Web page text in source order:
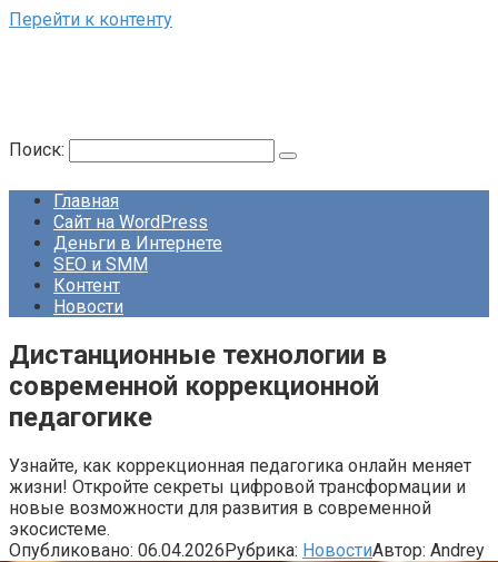
Перейти к контенту
Поиск:
Главная
Сайт на WordPress
Деньги в Интернете
SEO и SMM
Контент
Новости
Дистанционные технологии в
современной коррекционной
педагогике
Узнайте, как коррекционная педагогика онлайн меняет
жизни! Откройте секреты цифровой трансформации и
новые возможности для развития в современной
экосистеме.
Опубликовано: 06.04.2026Рубрика: НовостиАвтор: Andrey